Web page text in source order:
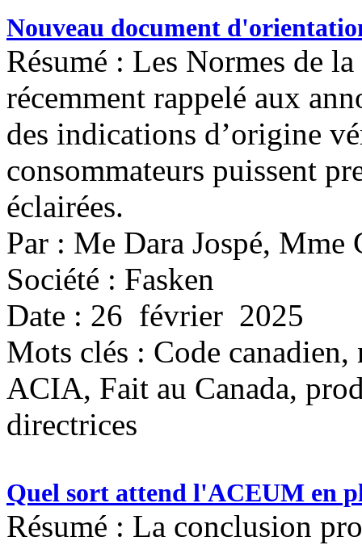
Nouveau document
Résumé : Les Normes de
récemment rappelé aux
des indications d’origine
consommateurs puissent
éclairées.
Par : Me Dara Jospé, Mme
Société : Fasken
Date : 26 février 2025
Mots clés : Code
ACIA, Fait au Canada,
directrices
Quel sort attend l'ACEUM en
Résumé : La conclusion